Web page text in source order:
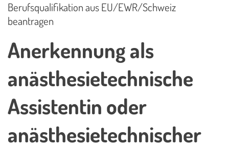
Berufsqualifikation aus EU/EWR/Schweiz
beantragen
Anerkennung als
anästhesietechnische
Assistentin oder
anästhesietechnischer